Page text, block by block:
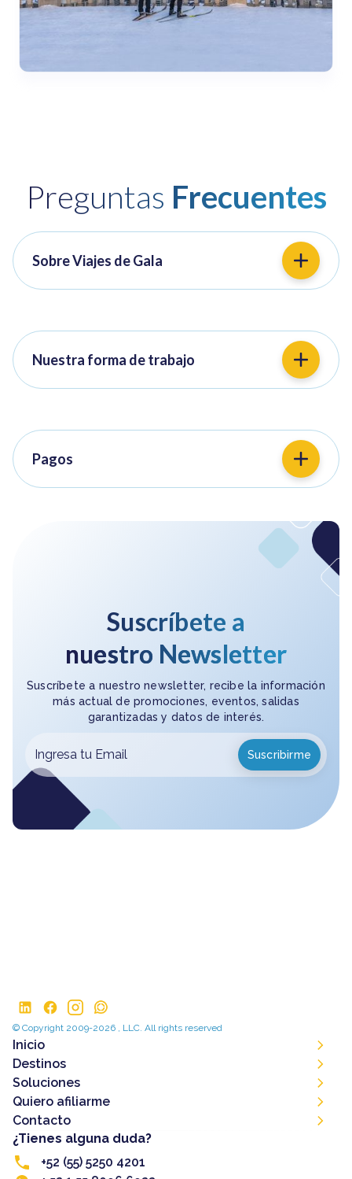
Preguntas Frecuentes
Sobre Viajes de Gala
Nuestra forma de trabajo
Pagos
Suscríbete a
nuestro Newsletter
Suscríbete a nuestro newsletter, recibe la información
más actual de promociones, eventos, salidas
garantizadas y datos de interés.
© Copyright 2009-2026 , LLC. All rights reserved
Inicio
Destinos
Soluciones
Quiero afiliarme
Contacto
¿Tienes alguna duda?
+52 (55) 5250 4201